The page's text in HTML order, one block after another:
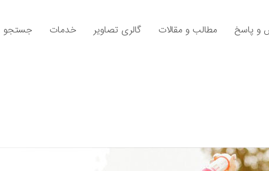
و پاسخ مطالب و مقالات گالری تصاویر خدمات جستجو